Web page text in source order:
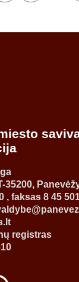
35200,
, faksas 8 45
registras